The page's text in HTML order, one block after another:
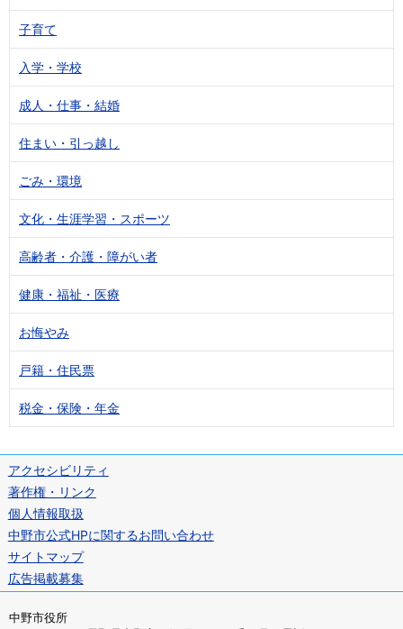
子育て
入学・学校
成人・仕事・結婚
住まい・引っ越し
ごみ・環境
文化・生涯学習・スポーツ
高齢者・介護・障がい者
健康・福祉・医療
お悔やみ
戸籍・住民票
税金・保険・年金
アクセシビリティ
著作権・リンク
個人情報取扱
中野市公式HPに関するお問い合わせ
サイトマップ
広告掲載募集
中野市役所